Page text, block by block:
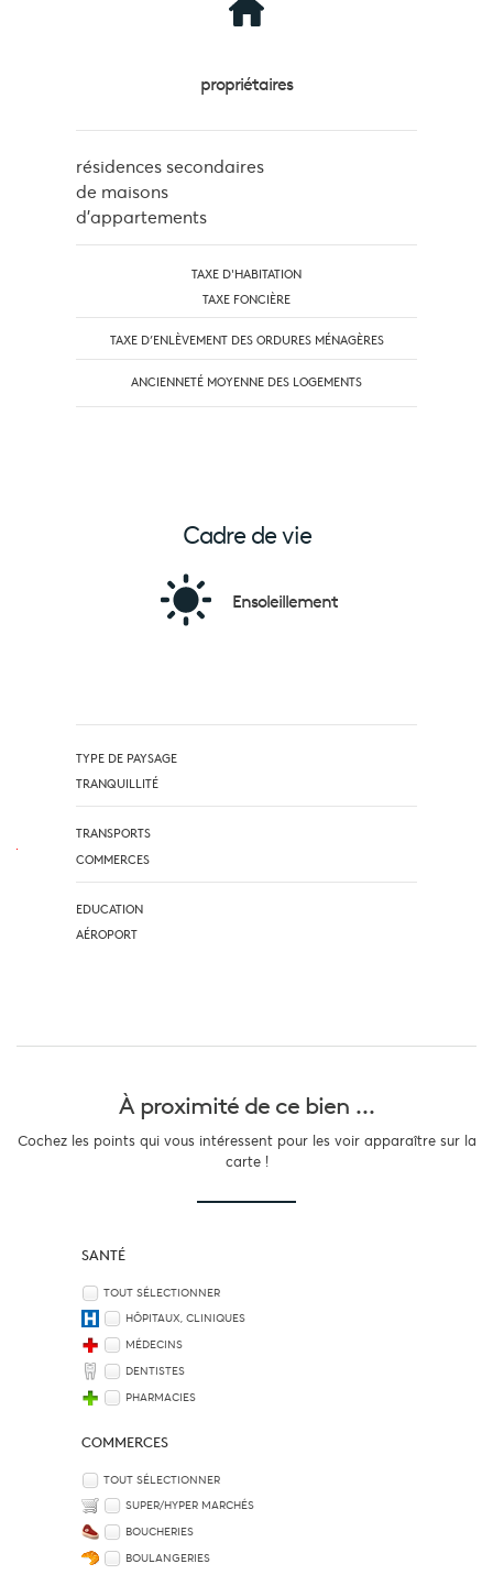
propriétaires
résidences secondaires
de maisons
d'appartements
TAXE D'HABITATION
TAXE FONCIÈRE
TAXE D’ENLÈVEMENT DES ORDURES MÉNAGÈRES
ANCIENNETÉ MOYENNE DES LOGEMENTS
Cadre de vie
Ensoleillement
TYPE DE PAYSAGE
TRANQUILLITÉ
TRANSPORTS
COMMERCES
EDUCATION
AÉROPORT
À proximité de ce bien ...
Cochez les points qui vous intéressent pour les voir apparaître sur la
carte !
SANTÉ
TOUT SÉLECTIONNER
HÔPITAUX, CLINIQUES
MÉDECINS
DENTISTES
PHARMACIES
COMMERCES
TOUT SÉLECTIONNER
SUPER/HYPER MARCHÉS
BOUCHERIES
BOULANGERIES